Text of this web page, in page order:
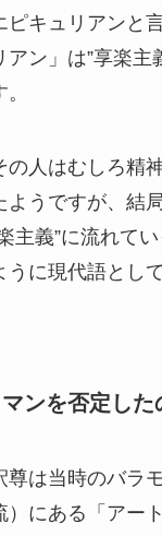
ピキュリアンと
アン」は”享楽主
の人はむしろ精
ようですが、結
主義”に流れて
うに現代語とし
ンを否定した
尊は当時のバラ
）にある「アー